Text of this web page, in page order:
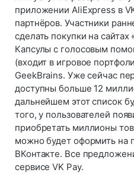
приложении AliExpress в
партнёров. Участники
сделать покупки на
Капсулы с голосовым
(входит в игровое
GeekBrains. Уже сейчас
доступны больше 12
дальнейшем этот список
того, у пользователей
приобретать миллионы
можно будет оформить на
ВКонтакте. Все
сервисе VK Pay.